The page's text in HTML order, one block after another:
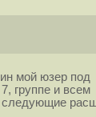
мой юзер под
группе и всем
следующие